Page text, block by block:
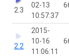
2.3
02-13
10:57:37
2.2
2015-
10-16
11:06:11